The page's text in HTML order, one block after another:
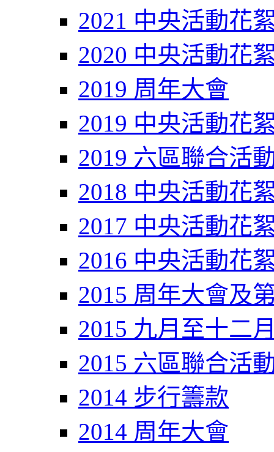
2021 中央活動花
2020 中央活動花
2019 周年大會
2019 中央活動花
2019 六區聯合活
2018 中央活動花
2017 中央活動花
2016 中央活動花
2015 周年大會及
2015 九月至十二
2015 六區聯合活
2014 步行籌款
2014 周年大會